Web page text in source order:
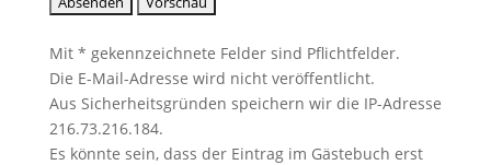
Mit * gekennzeichnete Felder sind Pflichtfelder.
Die E-Mail-Adresse wird nicht veröffentlicht.
Aus Sicherheitsgründen speichern wir die IP-Adresse
216.73.216.184.
Es könnte sein, dass der Eintrag im Gästebuch erst